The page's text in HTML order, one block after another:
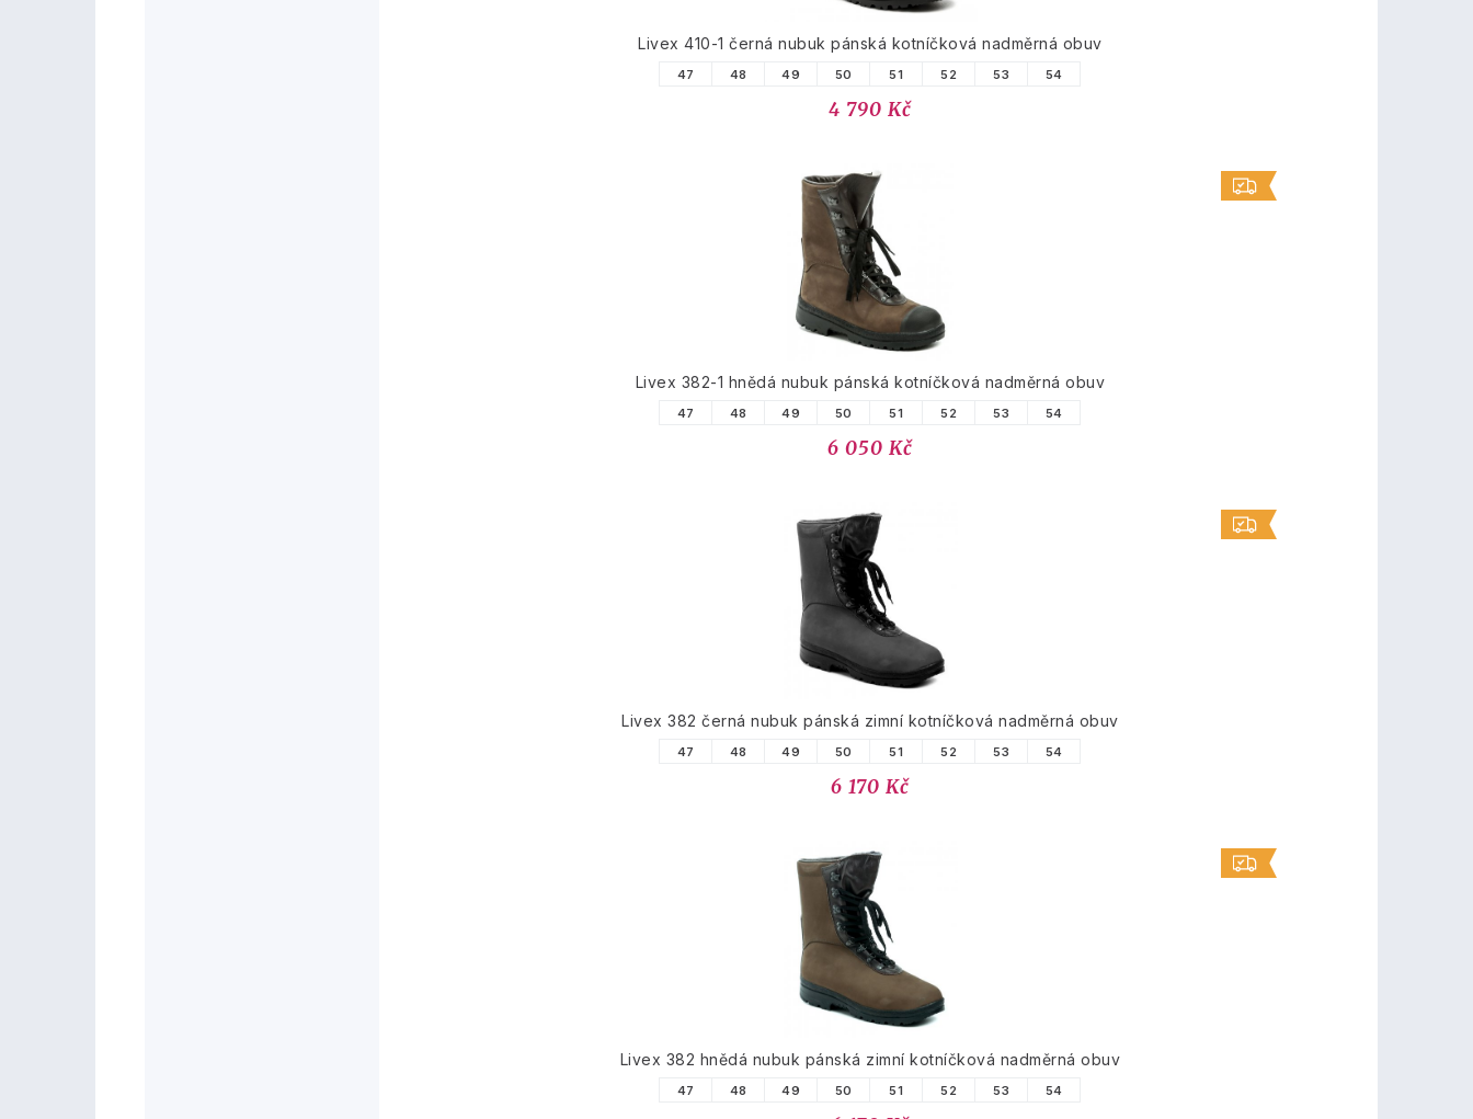
Livex 410-1 černá nubuk pánská kotníčková nadměrná obuv
47 48 49 50 51 52 53 54
4 790 Kč
Livex 382-1 hnědá nubuk pánská kotníčková nadměrná obuv
47 48 49 50 51 52 53 54
6 050 Kč
Livex 382 černá nubuk pánská zimní kotníčková nadměrná obuv
47 48 49 50 51 52 53 54
6 170 Kč
Livex 382 hnědá nubuk pánská zimní kotníčková nadměrná obuv
47 48 49 50 51 52 53 54